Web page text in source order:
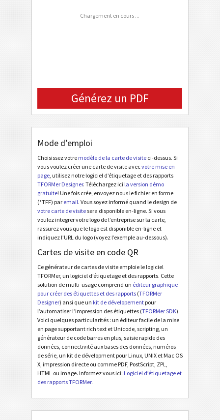
Company Logo (URL)
Chargement en cours ...
Générez un PDF
Mode d’emploi
Choisissez votre modèle de la carte de visite ci-dessus. Si
vous voulez créer une carte de visite avecvotre mise en
page, utilisez notre logiciel d’étiquetage et des rapports
TFORMer Designer. Téléchargez ici la version démo
gratuite! Une fois crée, envoyez nous le fichier en forme
(*TFF) par email. Vous soyez informé quand le design de
votre carte de visitesera disponible en-ligne. Si vous
voulez integrer votre logo de l’entreprise sur la carte,
rassurez vous que le logo est disponible en-ligne et
indiquez l’URL du logo (voyez l’exemple au-dessous).
Cartes de visite en code QR
Ce générateur de cartes de visite emploie le logiciel
TFORMer, un logiciel d’étiquetage et des rapports. Cette
solution de multi-usage comprend un éditeur graphique
pour créer des étiquettes et des rapports (TFORMer
Designer) ansi que un kit de dévelopement pour
l’automatiser l’impression des étiquettes (TFORMer SDK).
Voici quelques particularités : un éditeur facile de la mise
en page supportant rich text et Unicode, scripting, un
générateur de code barres en plus, saisie rapide des
données, connectivité aux bases des données, numéros
de série, un kit de dévelopment pour Linux, UNIX et Mac OS
X, impression directe ou comme PDF, PostScript, ZPL,
HTML ou image. Informez vous ici: Logiciel d’étiquetage et
des rapports TFORMer.